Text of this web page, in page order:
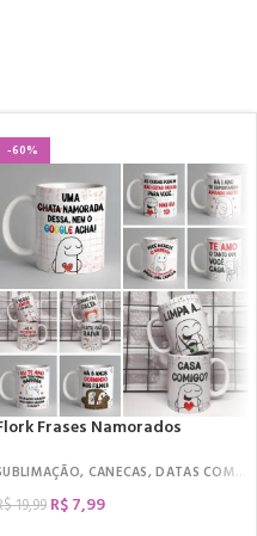
-60%
Frases Namorados
, CANECAS,DATAS COMEMORATIVAS
19,99 R$7,99